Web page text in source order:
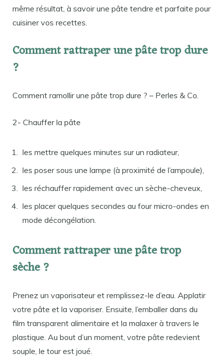
même résultat, à savoir une pâte tendre et parfaite pour
cuisiner vos recettes.
Comment rattraper une pâte trop dure
?
Comment ramollir une pâte trop dure ? – Perles & Co.
2- Chauffer la pâte
les mettre quelques minutes sur un radiateur,
les poser sous une lampe (à proximité de l’ampoule),
les réchauffer rapidement avec un sèche-cheveux,
les placer quelques secondes au four micro-ondes en
mode décongélation.
Comment rattraper une pâte trop
sèche ?
Prenez un vaporisateur et remplissez-le d’eau. Applatir
votre pâte et la vaporiser. Ensuite, l’emballer dans du
film transparent alimentaire et la malaxer à travers le
plastique. Au bout d’un moment, votre pâte redevient
souple, le tour est joué.